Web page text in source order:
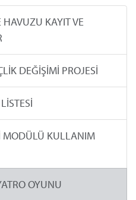
KAYIT VE
DEĞİŞİMİ PROJESİ
MODÜLÜ KULLANIM
OYUNU